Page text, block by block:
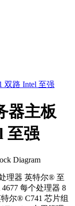
器主板
至强
Diagram
理器 英特尔® 至
每个处理器 8
尔® C741 芯片组